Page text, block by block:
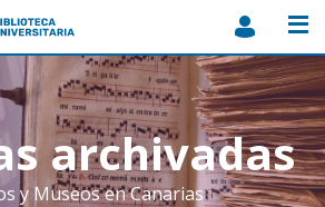
archivadas
y Museos en Canarias